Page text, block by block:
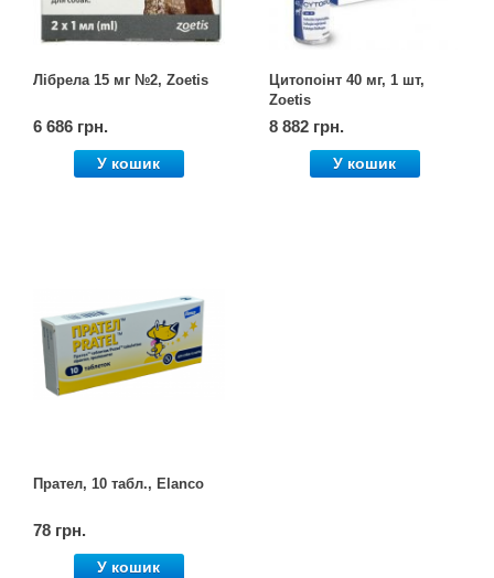
Лібрела 15 мг №2, Zoetis
6 686 грн.
У кошик
Цитопоінт 40 мг, 1 шт,
Zoetis
8 882 грн.
У кошик
Прател, 10 табл., Elanco
78 грн.
У кошик